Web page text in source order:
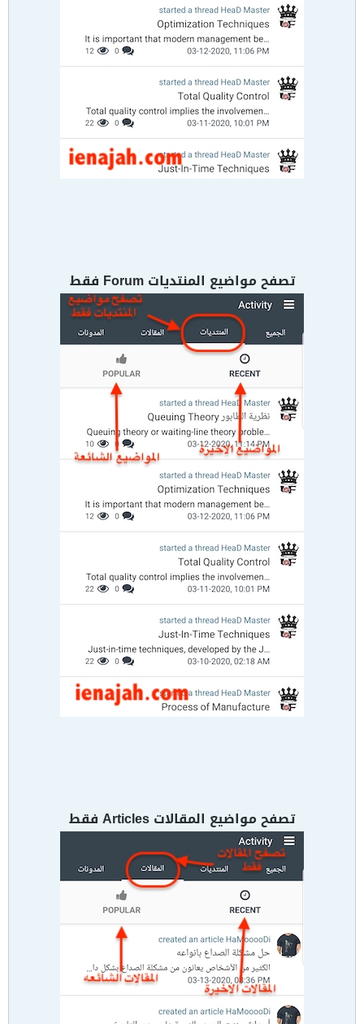
تصفح مواضيع المنتديات Forum فقط
تصفح مواضيع المقالات Articles فقط